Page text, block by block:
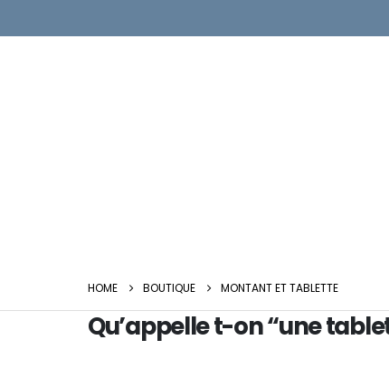
HOME BOUTIQUE MONTANT ET TABLETTE
Qu’appelle t-on “une